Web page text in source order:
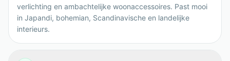
verlichting en ambachtelijke woonaccessoires. Past mooi
in Japandi, bohemian, Scandinavische en landelijke
interieurs.